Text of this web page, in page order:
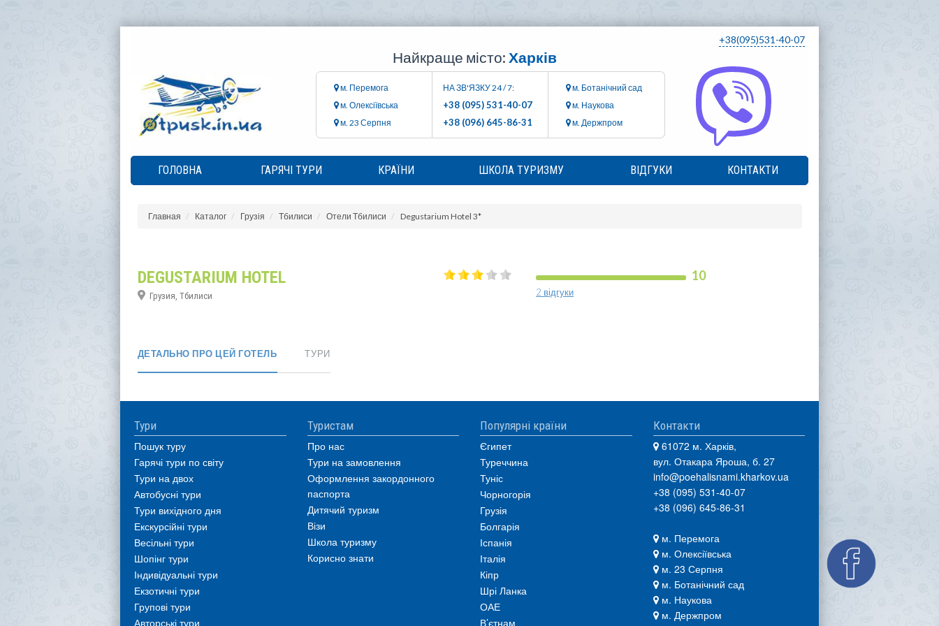
+38(095)531-40-07
Найкраще місто: Харків
м. Перемога
м. Олексіївська
м. 23 Серпня
НА ЗВ'ЯЗКУ 24 / 7:
+38 (095) 531-40-07
+38 (096) 645-86-31
м. Ботанічний сад
м. Наукова
м. Держпром
ГОЛОВНА ГАРЯЧІ ТУРИ КРАЇНИ ШКОЛА ТУРИЗМУ ВІДГУКИ КОНТАКТИ
Главная Каталог Грузія Тбилиси Отели Тбилиси Degustarium Hotel 3*
DEGUSTARIUM HOTEL
Грузия, Тбилиси
10
2 відгуки
ДЕТАЛЬНО ПРО ЦЕЙ ГОТЕЛЬ ТУРИ
Тури
Пошук туру
Гарячі тури по світу
Тури на двох
Автобусні тури
Тури вихідного дня
Екскурсійні тури
Весільні тури
Шопінг тури
Індивідуальні тури
Екзотичні тури
Групові тури
Авторські тури
Туристам
Про нас
Тури на замовлення
Оформлення закордонного
паспорта
Дитячий туризм
Візи
Школа туризму
Корисно знати
Популярні країни
Єгипет
Туреччина
Туніс
Чорногорія
Грузія
Болгарія
Іспанія
Італія
Кіпр
Шрі Ланка
ОАЕ
В’єтнам
Контакти
61072 м. Харків,
вул. Отакара Яроша, б. 27
info@poehalisnami.kharkov.ua
+38 (095) 531-40-07
+38 (096) 645-86-31
м. Перемога
м. Олексіївська
м. 23 Серпня
м. Ботанічний сад
м. Наукова
м. Держпром